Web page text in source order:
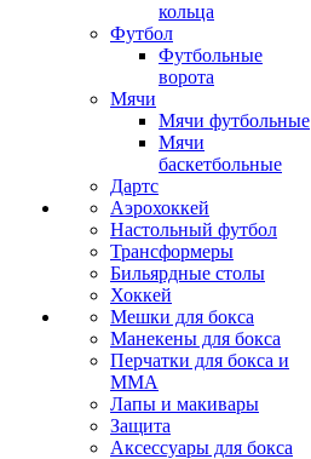
кольца
Футбол
Футбольные
ворота
Мячи
Мячи футбольные
Мячи
баскетбольные
Дартс
Аэрохоккей
Настольный футбол
Трансформеры
Бильярдные столы
Хоккей
Мешки для бокса
Манекены для бокса
Перчатки для бокса и
MMA
Лапы и макивары
Защита
Аксессуары для бокса